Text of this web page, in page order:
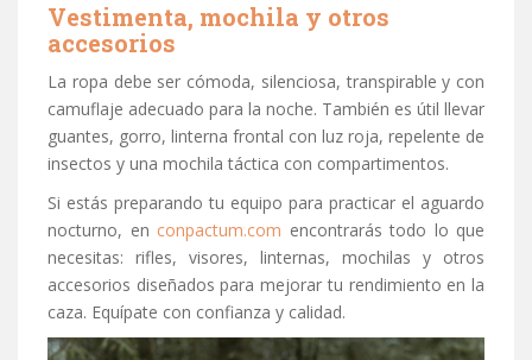
Vestimenta, mochila y otros
accesorios
La ropa debe ser cómoda, silenciosa, transpirable y con
camuflaje adecuado para la noche. También es útil llevar
guantes, gorro, linterna frontal con luz roja, repelente de
insectos y una mochila táctica con compartimentos.
Si estás preparando tu equipo para practicar el aguardo
nocturno, en conpactum.com encontrarás todo lo que
necesitas: rifles, visores, linternas, mochilas y otros
accesorios diseñados para mejorar tu rendimiento en la
caza. Equípate con confianza y calidad.